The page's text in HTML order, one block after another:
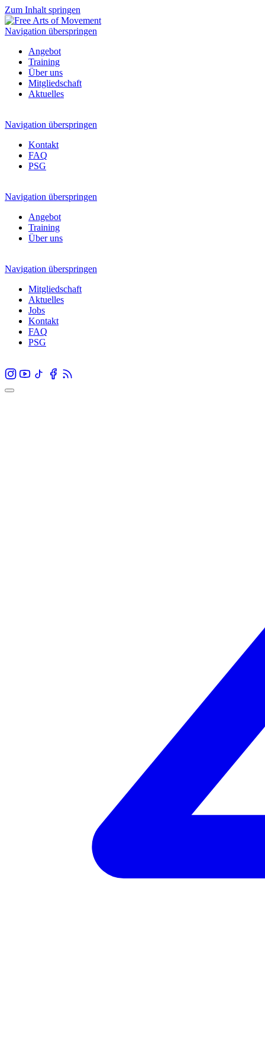
Zum Inhalt springen
Navigation überspringen
Angebot
Training
Über uns
Mitgliedschaft
Aktuelles
Navigation überspringen
Kontakt
FAQ
PSG
Navigation überspringen
Angebot
Training
Über uns
Navigation überspringen
Mitgliedschaft
Aktuelles
Jobs
Kontakt
FAQ
PSG